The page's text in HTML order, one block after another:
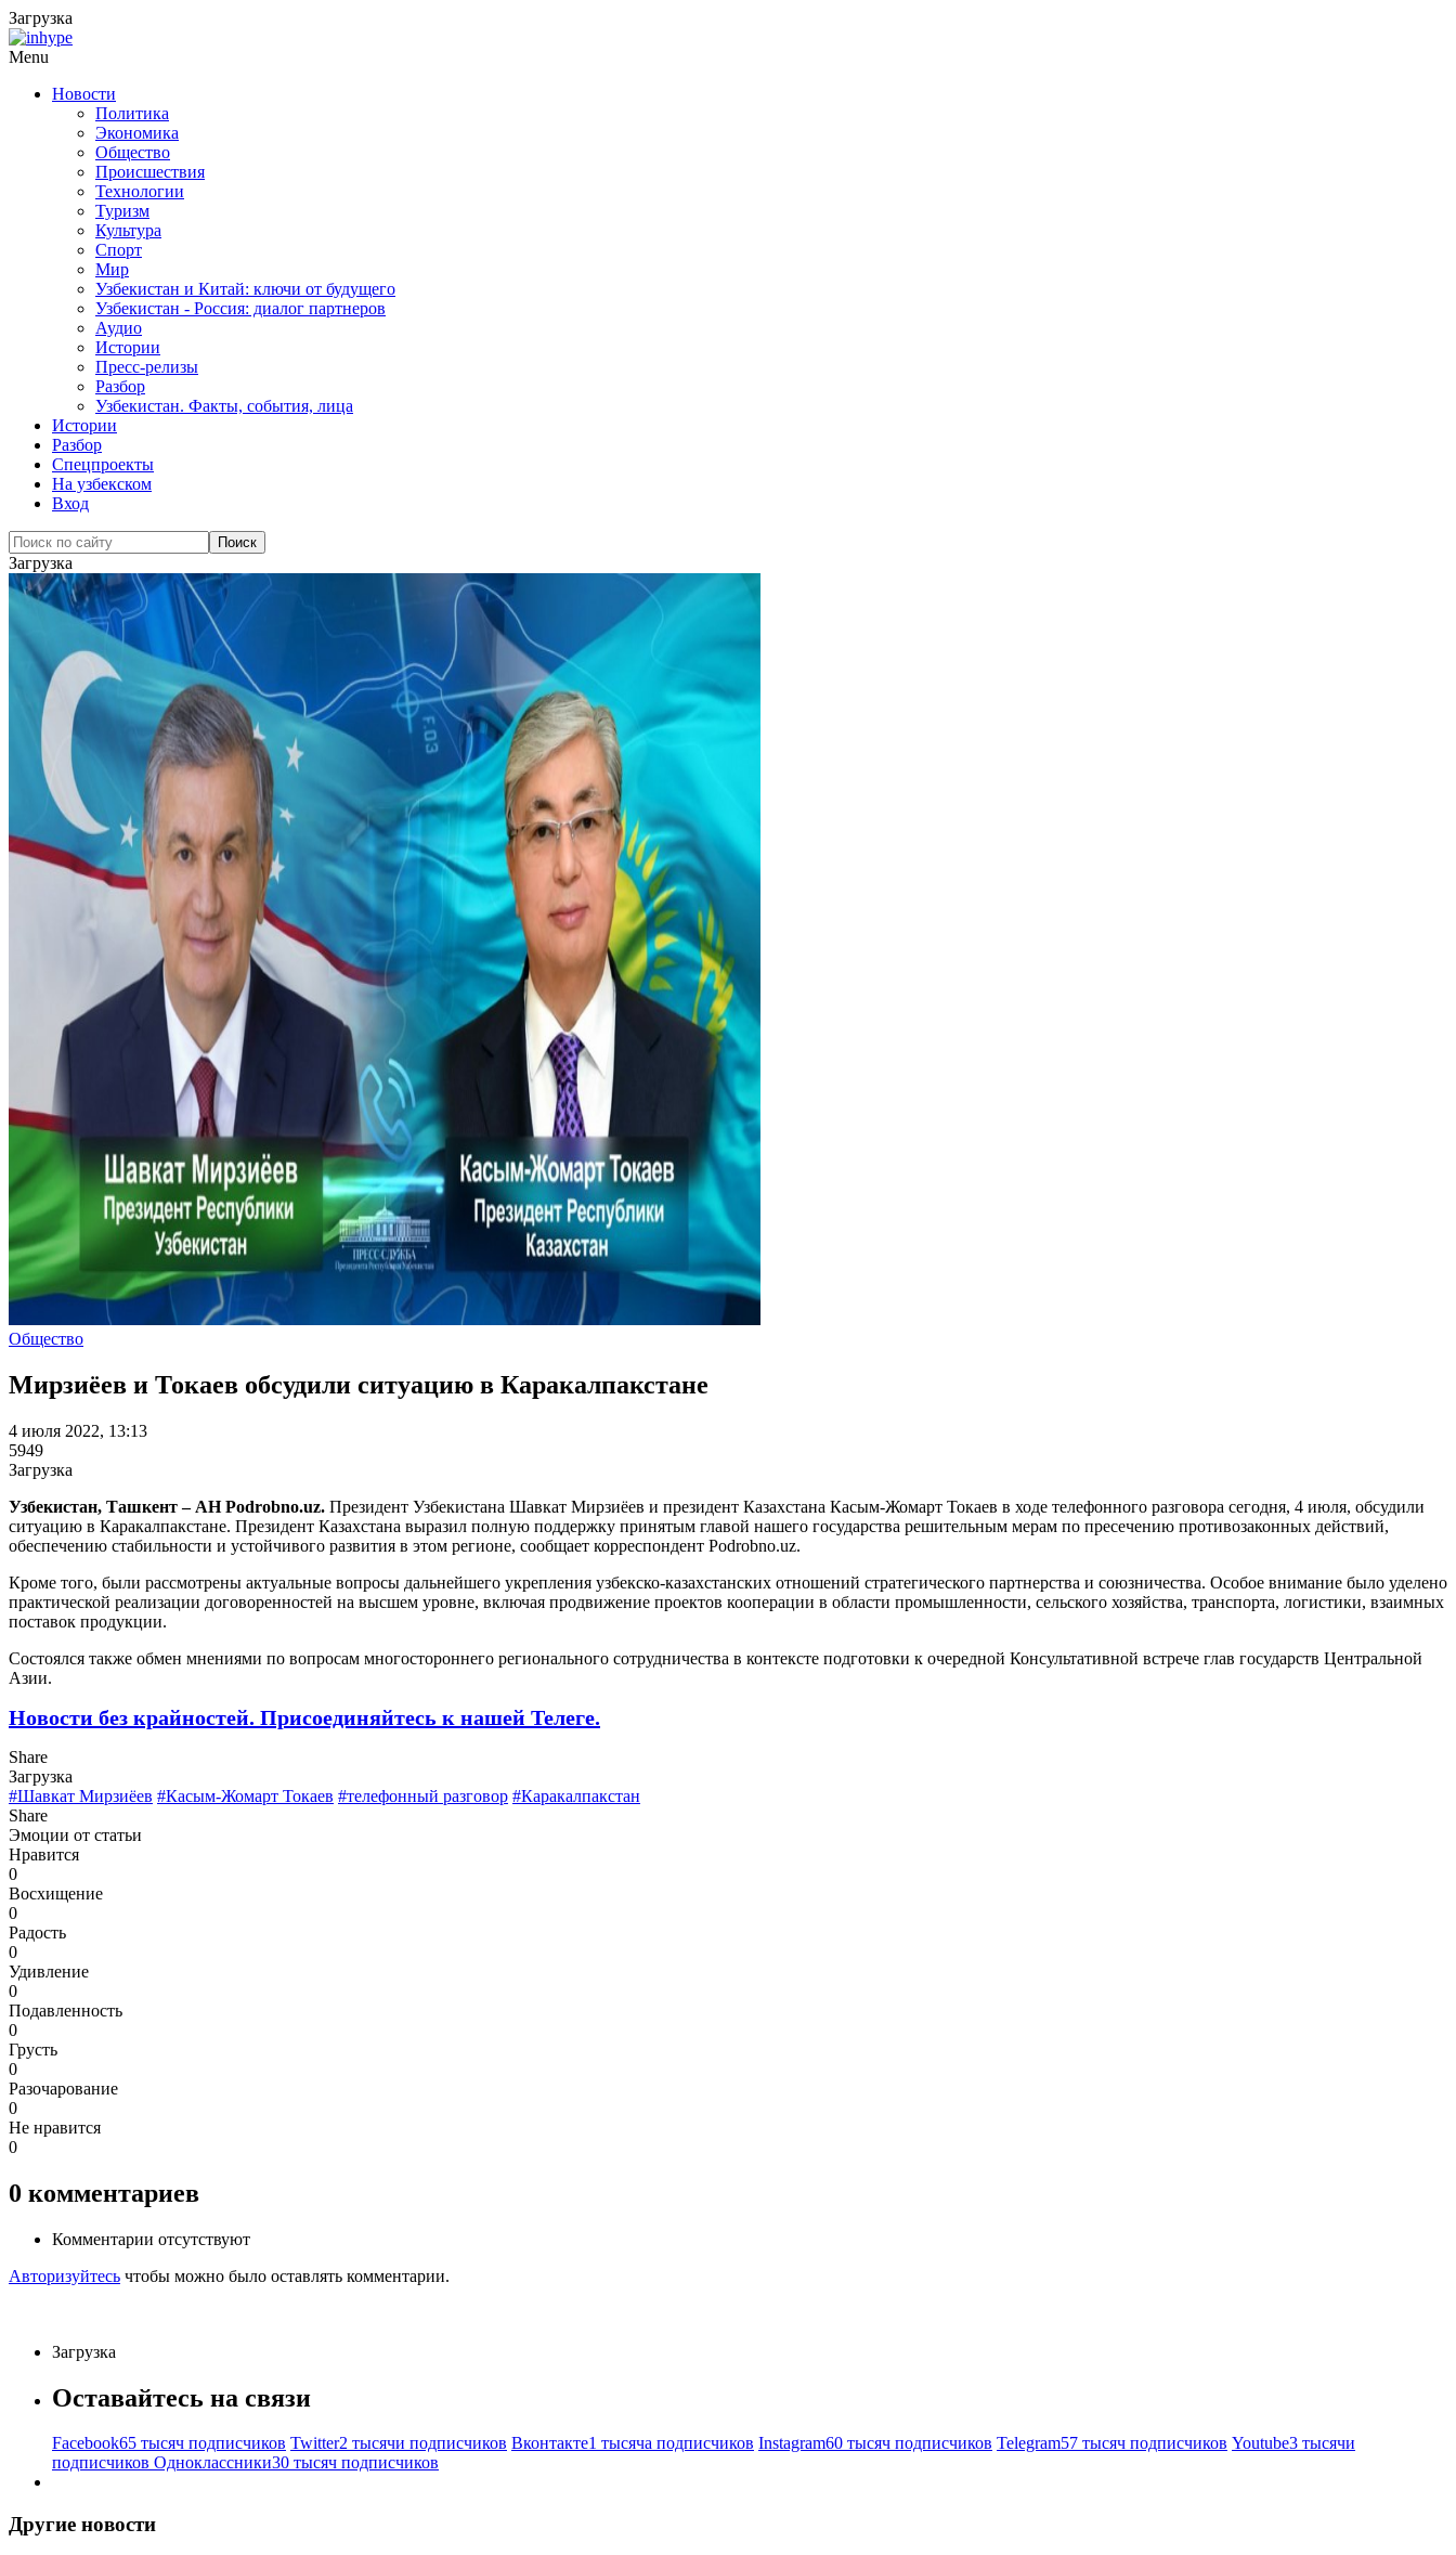
Загрузка
Menu
Новости
Политика
Экономика
Общество
Происшествия
Технологии
Туризм
Культура
Спорт
Мир
Узбекистан и Китай: ключи от будущего
Узбекистан - Россия: диалог партнеров
Аудио
Истории
Пресс-релизы
Разбор
Узбекистан. Факты, события, лица
Истории
Разбор
Спецпроекты
На узбекском
Вход
Загрузка
Общество
Мирзиёев и Токаев обсудили ситуацию в Каракалпакстане
4 июля 2022, 13:13
5949
Загрузка
Узбекистан, Ташкент – АН Podrobno.uz. Президент Узбекистана Шавкат Мирзиёев и президент Казахстана Касым-Жомарт Токаев в ходе телефонного разговора сегодня, 4 июля, обсудили
ситуацию в Каракалпакстане. Президент Казахстана выразил полную поддержку принятым главой нашего государства решительным мерам по пресечению противозаконных действий,
обеспечению стабильности и устойчивого развития в этом регионе, сообщает корреспондент Podrobno.uz.
Кроме того, были рассмотрены актуальные вопросы дальнейшего укрепления узбекско-казахстанских отношений стратегического партнерства и союзничества. Особое внимание было уделено
практической реализации договоренностей на высшем уровне, включая продвижение проектов кооперации в области промышленности, сельского хозяйства, транспорта, логистики, взаимных
поставок продукции.
Состоялся также обмен мнениями по вопросам многостороннего регионального сотрудничества в контексте подготовки к очередной Консультативной встрече глав государств Центральной
Азии.
Новости без крайностей. Присоединяйтесь к нашей Телеге.
Share
Загрузка
#Шавкат Мирзиёев #Касым-Жомарт Токаев #телефонный разговор #Каракалпакстан
Share
Эмоции от статьи
Нравится
0
Восхищение
0
Радость
0
Удивление
0
Подавленность
0
Грусть
0
Разочарование
0
Не нравится
0
0 комментариев
Комментарии отсутствуют
Авторизуйтесь чтобы можно было оставлять комментарии.
Загрузка
Оставайтесь на связи
Facebook65 тысяч подписчиков Twitter2 тысячи подписчиков Вконтакте1 тысяча подписчиков Instagram60 тысяч подписчиков Telegram57 тысяч подписчиков Youtube3 тысячи
подписчиков Одноклассники30 тысяч подписчиков
Другие новости